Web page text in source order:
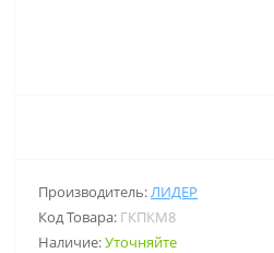
Производитель:ЛИДЕР
Код Товара: ГКПКМ8
Наличие:Уточняйте